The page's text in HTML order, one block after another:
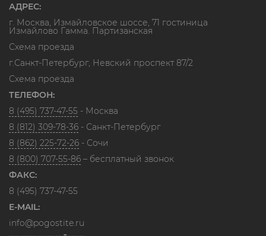
АДРЕС:
г. Москва, Измайловское шоссе, 71 гостиница
Измайлово Гамма. Партизанская
Схема проезда
г.Санкт-Петербург, Невский проспект 87/2
Схема проезда
ТЕЛЕФОН:
8 (495) 737-47-55 - Москва
8 (812) 309-78-36 - Санкт-Петербург
8 (862) 225-72-26 - Сочи
8 (800) 707-55-86 – бесплатный звонок
ФАКС:
8 (495) 737-47-55
E-MAIL:
info@pogostite.ru